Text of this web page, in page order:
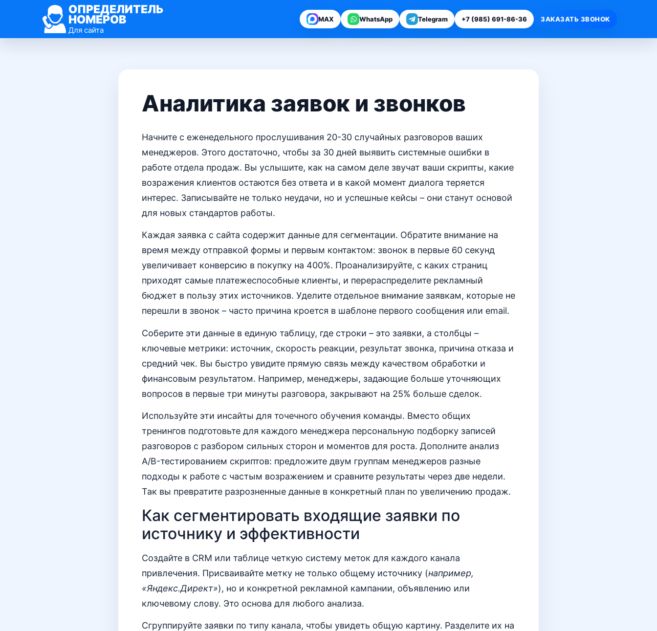
ОПРЕДЕЛИТЕЛЬ
НОМЕРОВ
Для сайта
MAX WhatsApp Telegram +7 (985) 691-86-36 ЗАКАЗАТЬ ЗВОНОК
Аналитика заявок и звонков
Начните с еженедельного прослушивания 20-30 случайных разговоров ваших
менеджеров. Этого достаточно, чтобы за 30 дней выявить системные ошибки в
работе отдела продаж. Вы услышите, как на самом деле звучат ваши скрипты, какие
возражения клиентов остаются без ответа и в какой момент диалога теряется
интерес. Записывайте не только неудачи, но и успешные кейсы – они станут основой
для новых стандартов работы.
Каждая заявка с сайта содержит данные для сегментации. Обратите внимание на
время между отправкой формы и первым контактом: звонок в первые 60 секунд
увеличивает конверсию в покупку на 400%. Проанализируйте, с каких страниц
приходят самые платежеспособные клиенты, и перераспределите рекламный
бюджет в пользу этих источников. Уделите отдельное внимание заявкам, которые не
перешли в звонок – часто причина кроется в шаблоне первого сообщения или email.
Соберите эти данные в единую таблицу, где строки – это заявки, а столбцы –
ключевые метрики: источник, скорость реакции, результат звонка, причина отказа и
средний чек. Вы быстро увидите прямую связь между качеством обработки и
финансовым результатом. Например, менеджеры, задающие больше уточняющих
вопросов в первые три минуты разговора, закрывают на 25% больше сделок.
Используйте эти инсайты для точечного обучения команды. Вместо общих
тренингов подготовьте для каждого менеджера персональную подборку записей
разговоров с разбором сильных сторон и моментов для роста. Дополните анализ
A/B-тестированием скриптов: предложите двум группам менеджеров разные
подходы к работе с частым возражением и сравните результаты через две недели.
Так вы превратите разрозненные данные в конкретный план по увеличению продаж.
Как сегментировать входящие заявки по
источнику и эффективности
Создайте в CRM или таблице четкую систему меток для каждого канала
привлечения. Присваивайте метку не только общему источнику (например,
«Яндекс.Директ»), но и конкретной рекламной кампании, объявлению или
ключевому слову. Это основа для любого анализа.
Сгруппируйте заявки по типу канала, чтобы увидеть общую картину. Разделите их на